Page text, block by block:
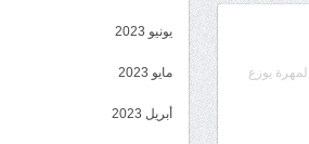
يوزع
يونيو 2023
مايو 2023
أبريل 2023